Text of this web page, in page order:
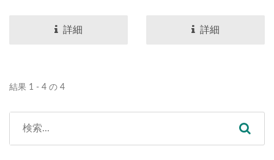
なシングルホイールの手押
詳細
業界に特化しており、高品
イズサービスを提供してい
詳細
結果 1 - 4 の 4